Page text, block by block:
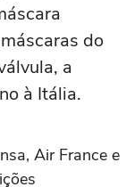
do
a
à Itália.
Air France e